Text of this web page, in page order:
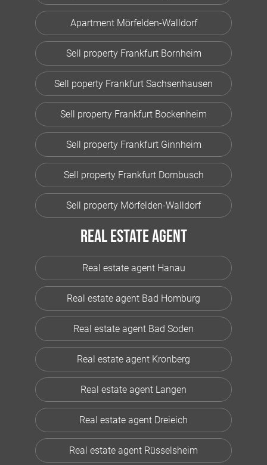
Apartment Mörfelden-Walldorf
Sell property Frankfurt Bornheim
Sell poperty Frankfurt Sachsenhausen
Sell property Frankfurt Bockenheim
Sell property Frankfurt Ginnheim
Sell property Frankfurt Dornbusch
Sell property Mörfelden-Walldorf
Real estate agent
Real estate agent Hanau
Real estate agent Bad Homburg
Real estate agent Bad Soden
Real estate agent Kronberg
Real estate agent Langen
Real estate agent Dreieich
Real estate agent Rüsselsheim